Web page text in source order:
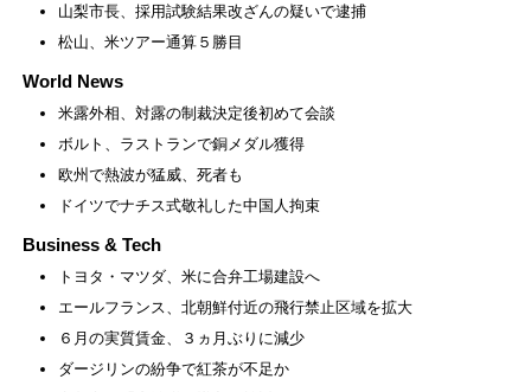
山梨市長、採用試験結果改ざんの疑いで逮捕
松山、米ツアー通算５勝目
World News
米露外相、対露の制裁決定後初めて会談
ボルト、ラストランで銅メダル獲得
欧州で熱波が猛威、死者も
ドイツでナチス式敬礼した中国人拘束
Business & Tech
トヨタ・マツダ、米に合弁工場建設へ
エールフランス、北朝鮮付近の飛行禁止区域を拡大
６月の実質賃金、３ヵ月ぶりに減少
ダージリンの紛争で紅茶が不足か